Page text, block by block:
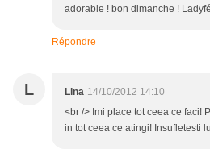
adorable ! bon dimanche !
Répondre
L Lina 14/10/2012 14:10
<br /> Imi place tot ceea ce faci!
in tot ceea ce atingi! Insufletesti